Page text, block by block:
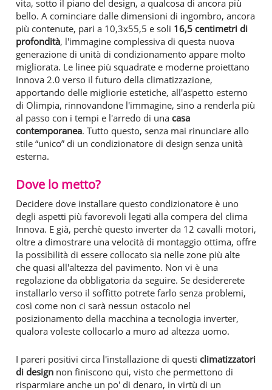
vita, sotto il piano del design, a qualcosa di ancora più
bello. A cominciare dalle dimensioni di ingombro, ancora
più contenute, pari a 10,3x55,5 e soli 16,5 centimetri di
profondità, l'immagine complessiva di questa nuova
generazione di unità di condizionamento appare molto
migliorata. Le linee più squadrate e moderne proiettano
Innova 2.0 verso il futuro della climatizzazione,
apportando delle migliorie estetiche, all'aspetto esterno
di Olimpia, rinnovandone l'immagine, sino a renderla più
al passo con i tempi e l'arredo di una casa
contemporanea. Tutto questo, senza mai rinunciare allo
stile “unico” di un condizionatore di design senza unità
esterna.
Dove lo metto?
Decidere dove installare questo condizionatore è uno
degli aspetti più favorevoli legati alla compera del clima
Innova. E già, perchè questo inverter da 12 cavalli motori,
oltre a dimostrare una velocità di montaggio ottima, offre
la possibilità di essere collocato sia nelle zone più alte
che quasi all'altezza del pavimento. Non vi è una
regolazione da obbligatoria da seguire. Se desidererete
installarlo verso il soffitto potrete farlo senza problemi,
così come non ci sarà nessun ostacolo nel
posizionamento della macchina a tecnologia inverter,
qualora voleste collocarlo a muro ad altezza uomo.
I pareri positivi circa l'installazione di questi climatizzatori
di design non finiscono qui, visto che permettono di
risparmiare anche un po' di denaro, in virtù di un